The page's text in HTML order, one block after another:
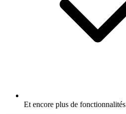
Et encore plus de fonctionnalités